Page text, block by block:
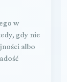
w
gdy nie
albo